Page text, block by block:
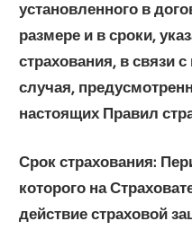
установленного в
размере и в сроки,
страхования, в связи
случая,
настоящих Правил
Срок страхования:
которого на
действие страховой